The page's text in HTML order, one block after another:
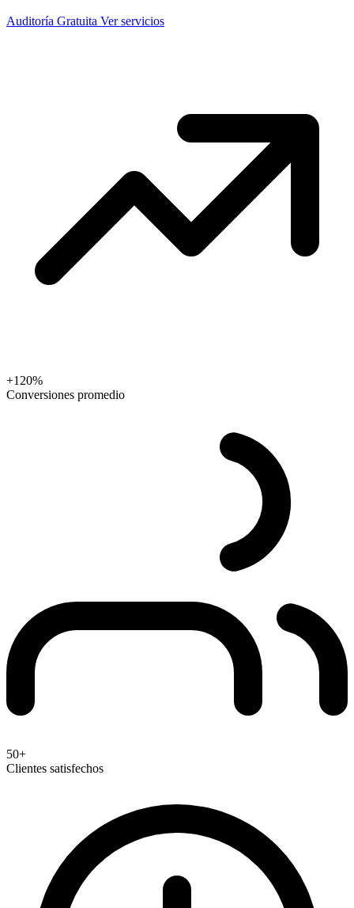
Auditoría Gratuita Ver servicios
+120%
Conversiones promedio
50+
Clientes satisfechos